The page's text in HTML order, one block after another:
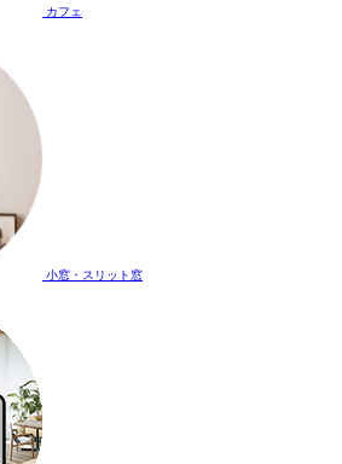
カフェ
小窓・スリット窓